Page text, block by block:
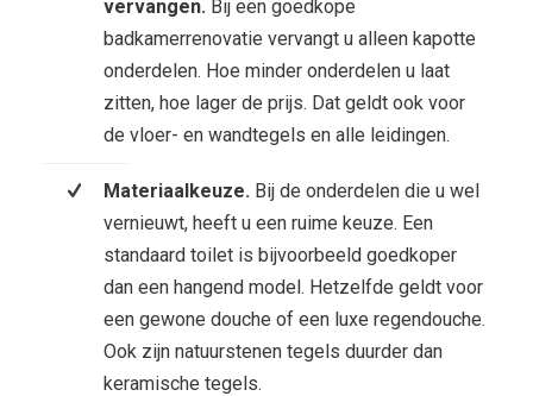
vervangen. Bij een goedkope
badkamerrenovatie vervangt u alleen kapotte
onderdelen. Hoe minder onderdelen u laat
zitten, hoe lager de prijs. Dat geldt ook voor
de vloer- en wandtegels en alle leidingen.
Materiaalkeuze. Bij de onderdelen die u wel
vernieuwt, heeft u een ruime keuze. Een
standaard toilet is bijvoorbeeld goedkoper
dan een hangend model. Hetzelfde geldt voor
een gewone douche of een luxe regendouche.
Ook zijn natuurstenen tegels duurder dan
keramische tegels.